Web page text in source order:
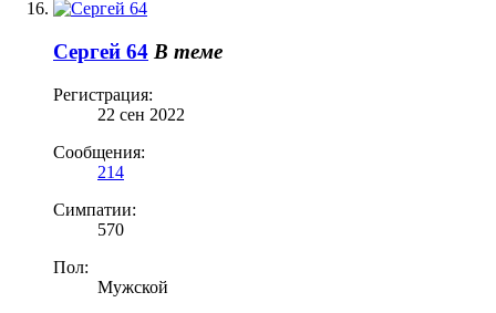
Сергей 64 В теме
Регистрация:
22 сен 2022
Сообщения:
214
Симпатии:
570
Пол:
Мужской